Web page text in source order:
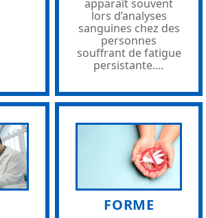
apparaît souvent
lors d’analyses
sanguines chez des
personnes
souffrant de fatigue
persistante.…
FORME